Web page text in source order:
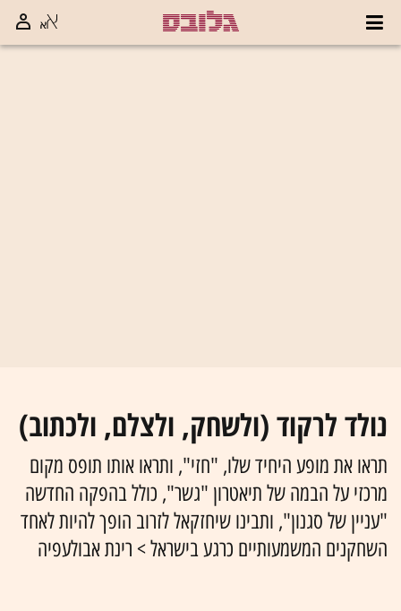
נולד לרקוד (ולשחק, ולצלם, ולכתוב)
תראו את מופע היחיד שלו, "חזי", ותראו אותו תופס מקום
מרכזי על הבמה של תיאטרון "גשר", כולל בהפקה החדשה
"עניין של סגנון", ותבינו שיחזקאל לזרוב הופך להיות לאחד
השחקנים המשמעותיים כרגע בישראל > רינת אבולעפיה